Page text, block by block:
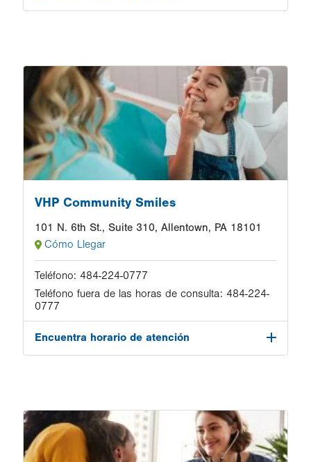
Image
VHP Community Smiles
101 N. 6th St., Suite 310, Allentown, PA 18101
Cómo Llegar
Teléfono: 484-224-0777
Teléfono fuera de las horas de consulta: 484-224-
0777
Encuentra horario de atención
Image